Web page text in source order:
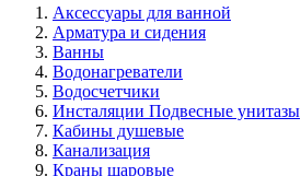
Аксессуары для ванной
Арматура и сидения
Ванны
Водонагреватели
Водосчетчики
Инсталяции Подвесные унитазы
Кабины душевые
Канализация
Краны шаровые